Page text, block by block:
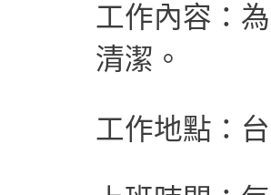
工作內容：
清潔。
工作地點：